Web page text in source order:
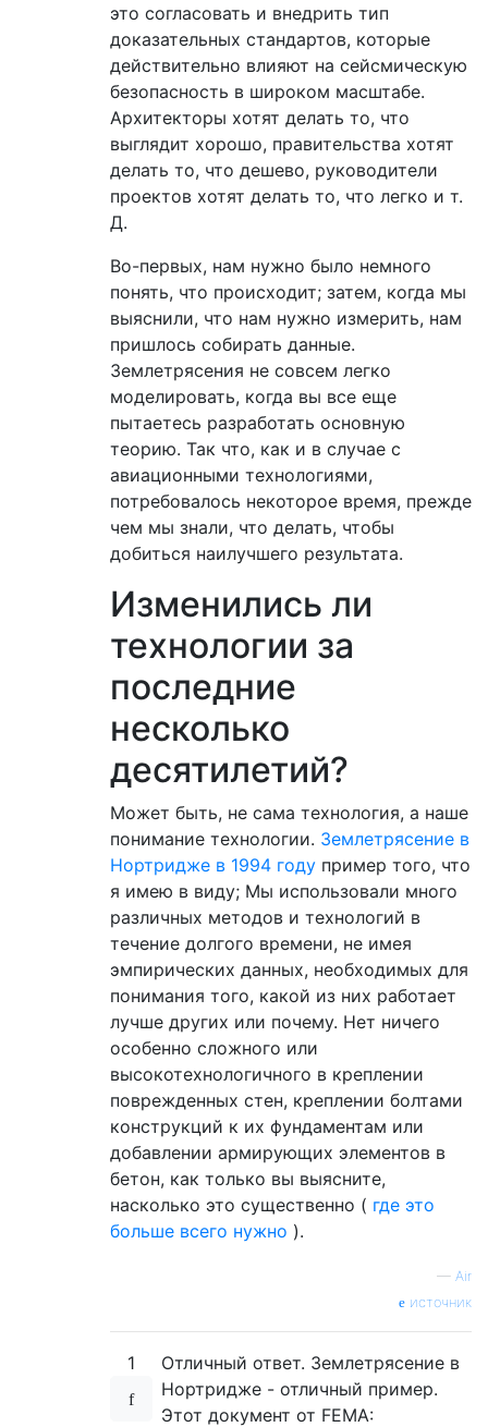
это согласовать и внедрить тип
доказательных стандартов, которые
действительно влияют на сейсмическую
безопасность в широком масштабе.
Архитекторы хотят делать то, что
выглядит хорошо, правительства хотят
делать то, что дешево, руководители
проектов хотят делать то, что легко и т.
Д.
Во-первых, нам нужно было немного
понять, что происходит; затем, когда мы
выяснили, что нам нужно измерить, нам
пришлось собирать данные.
Землетрясения не совсем легко
моделировать, когда вы все еще
пытаетесь разработать основную
теорию. Так что, как и в случае с
авиационными технологиями,
потребовалось некоторое время, прежде
чем мы знали, что делать, чтобы
добиться наилучшего результата.
Изменились ли
технологии за
последние
несколько
десятилетий?
Может быть, не сама технология, а наше
понимание технологии. Землетрясение в
Нортридже в 1994 году пример того, что
я имею в виду; Мы использовали много
различных методов и технологий в
течение долгого времени, не имея
эмпирических данных, необходимых для
понимания того, какой из них работает
лучше других или почему. Нет ничего
особенно сложного или
высокотехнологичного в креплении
поврежденных стен, креплении болтами
конструкций к их фундаментам или
добавлении армирующих элементов в
бетон, как только вы выясните,
насколько это существенно ( где это
больше всего нужно ).
— Air
источник
1
Отличный ответ. Землетрясение в
Нортридже - отличный пример.
Этот документ от FEMA: